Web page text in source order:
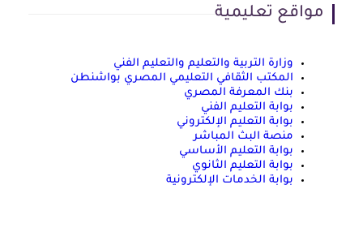
مواقع تعليمية
وزارة التربية والتعليم والتعليم الفني
المكتب الثقافي التعليمي المصري بواشنطن
بنك المعرفة المصري
بوابة التعليم الفني
بوابة التعليم الإلكتروني
منصة البث المباشر
بوابة التعليم الأساسي
بوابة التعليم الثانوي
بوابة الخدمات الإلكترونية